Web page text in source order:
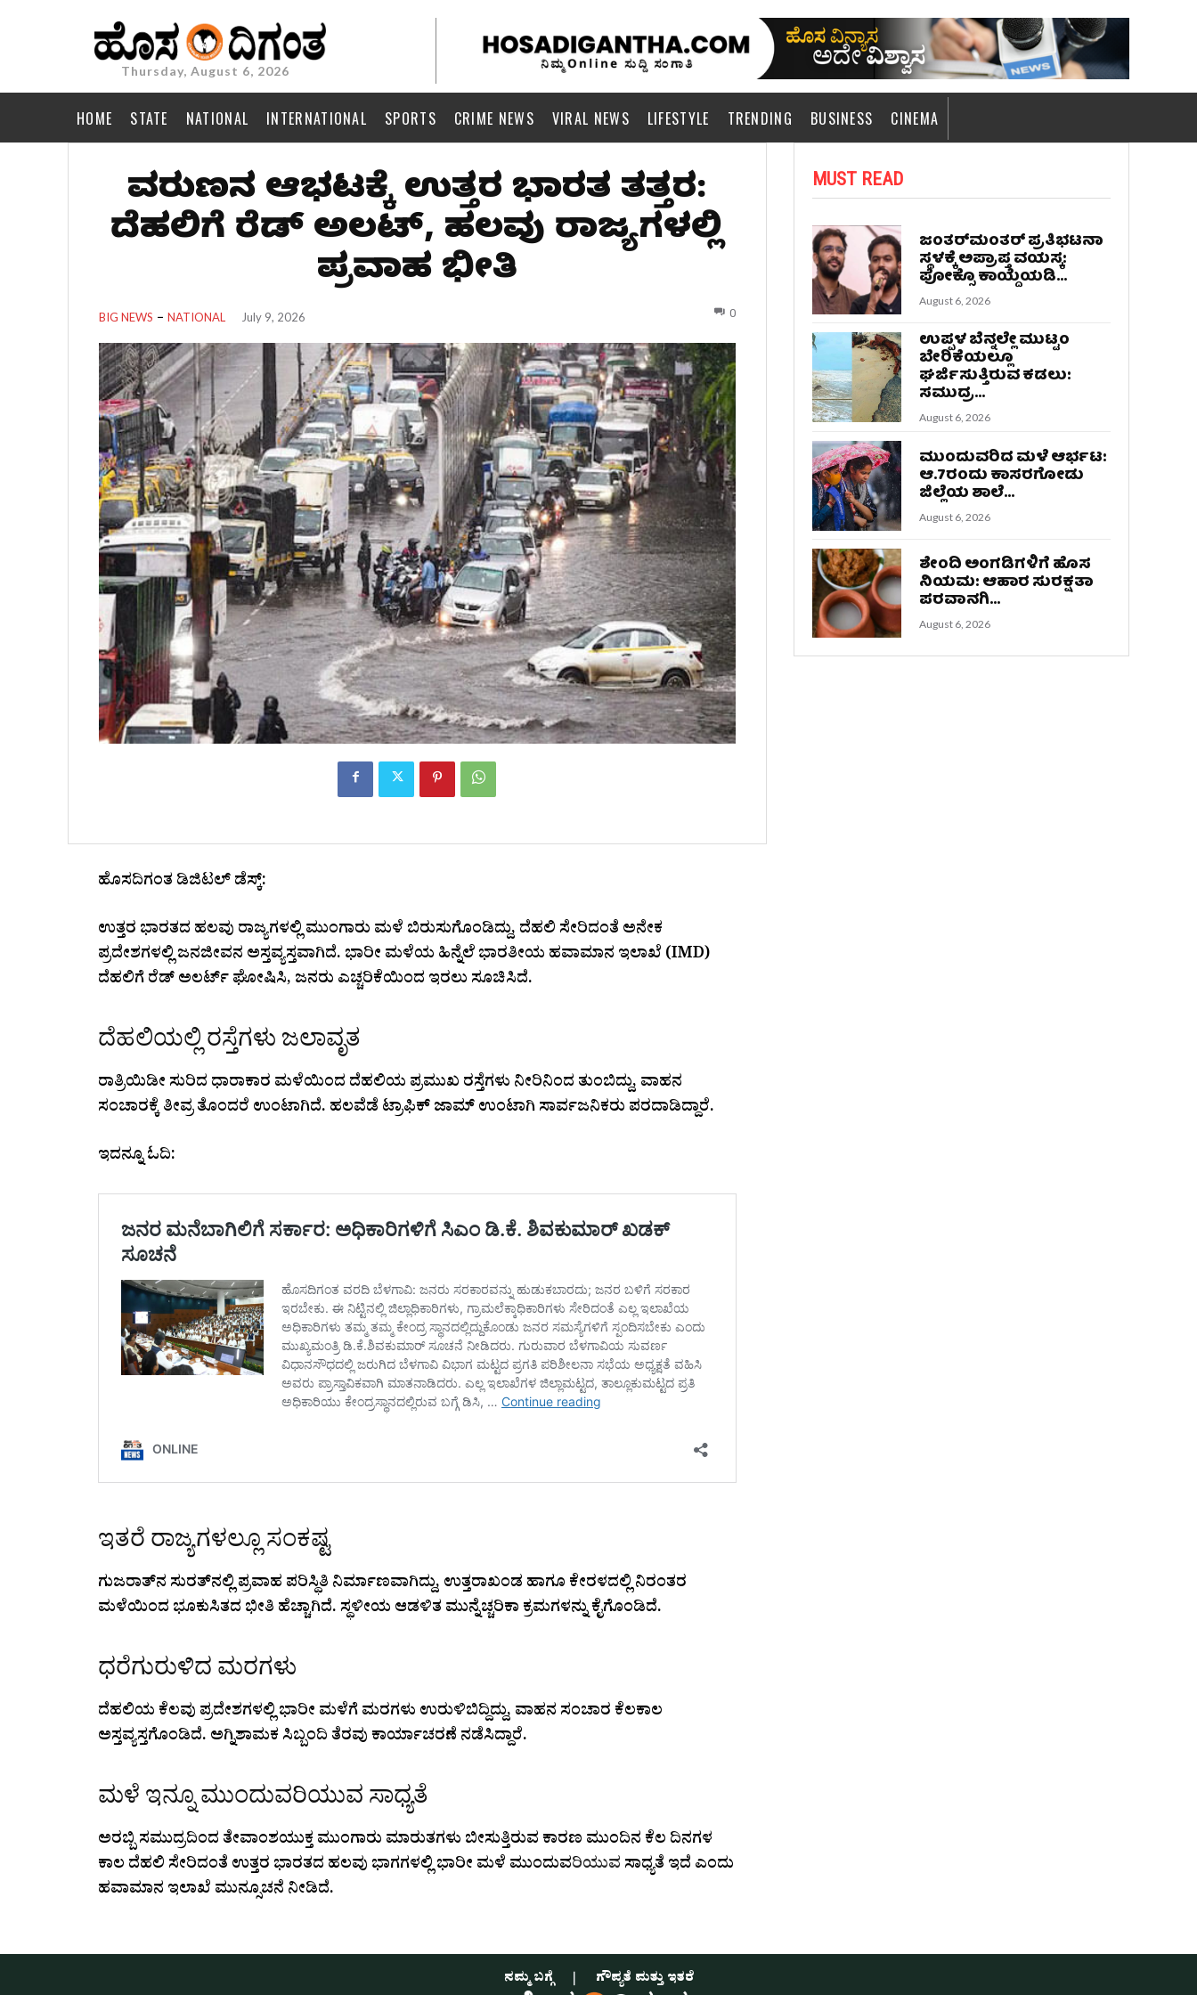
Thursday, August 6, 2026
HOME STATE NATIONAL INTERNATIONAL SPORTS CRIME NEWS VIRAL NEWS LIFESTYLE TRENDING BUSINESS CINEMA
ವರುಣನ ಆರ್ಭಟಕ್ಕೆ ಉತ್ತರ ಭಾರತ ತತ್ತರ:
ದೆಹಲಿಗೆ ರೆಡ್ ಅಲರ್ಟ್, ಹಲವು ರಾಜ್ಯಗಳಲ್ಲಿ
ಪ್ರವಾಹ ಭೀತಿ
BIG NEWS NATIONAL July 9, 2026 0
ಹೊಸದಿಗಂತ ಡಿಜಿಟಲ್ ಡೆಸ್ಕ್:
ಉತ್ತರ ಭಾರತದ ಹಲವು ರಾಜ್ಯಗಳಲ್ಲಿ ಮುಂಗಾರು ಮಳೆ ಬಿರುಸುಗೊಂಡಿದ್ದು, ದೆಹಲಿ ಸೇರಿದಂತೆ ಅನೇಕ
ಪ್ರದೇಶಗಳಲ್ಲಿ ಜನಜೀವನ ಅಸ್ತವ್ಯಸ್ತವಾಗಿದೆ. ಭಾರೀ ಮಳೆಯ ಹಿನ್ನೆಲೆ ಭಾರತೀಯ ಹವಾಮಾನ ಇಲಾಖೆ (IMD)
ದೆಹಲಿಗೆ ರೆಡ್ ಅಲರ್ಟ್ ಘೋಷಿಸಿ, ಜನರು ಎಚ್ಚರಿಕೆಯಿಂದ ಇರಲು ಸೂಚಿಸಿದೆ.
ದೆಹಲಿಯಲ್ಲಿ ರಸ್ತೆಗಳು ಜಲಾವೃತ
ರಾತ್ರಿಯಿಡೀ ಸುರಿದ ಧಾರಾಕಾರ ಮಳೆಯಿಂದ ದೆಹಲಿಯ ಪ್ರಮುಖ ರಸ್ತೆಗಳು ನೀರಿನಿಂದ ತುಂಬಿದ್ದು, ವಾಹನ
ಸಂಚಾರಕ್ಕೆ ತೀವ್ರ ತೊಂದರೆ ಉಂಟಾಗಿದೆ. ಹಲವೆಡೆ ಟ್ರಾಫಿಕ್ ಜಾಮ್ ಉಂಟಾಗಿ ಸಾರ್ವಜನಿಕರು ಪರದಾಡಿದ್ದಾರೆ.
ಇದನ್ನೂ ಓದಿ:
ಇತರೆ ರಾಜ್ಯಗಳಲ್ಲೂ ಸಂಕಷ್ಟ
ಗುಜರಾತ್‌ನ ಸುರತ್‌ನಲ್ಲಿ ಪ್ರವಾಹ ಪರಿಸ್ಥಿತಿ ನಿರ್ಮಾಣವಾಗಿದ್ದು, ಉತ್ತರಾಖಂಡ ಹಾಗೂ ಕೇರಳದಲ್ಲಿ ನಿರಂತರ
ಮಳೆಯಿಂದ ಭೂಕುಸಿತದ ಭೀತಿ ಹೆಚ್ಚಾಗಿದೆ. ಸ್ಥಳೀಯ ಆಡಳಿತ ಮುನ್ನೆಚ್ಚರಿಕಾ ಕ್ರಮಗಳನ್ನು ಕೈಗೊಂಡಿದೆ.
ಧರೆಗುರುಳಿದ ಮರಗಳು
ದೆಹಲಿಯ ಕೆಲವು ಪ್ರದೇಶಗಳಲ್ಲಿ ಭಾರೀ ಮಳೆಗೆ ಮರಗಳು ಉರುಳಿಬಿದ್ದಿದ್ದು, ವಾಹನ ಸಂಚಾರ ಕೆಲಕಾಲ
ಅಸ್ತವ್ಯಸ್ತಗೊಂಡಿದೆ. ಅಗ್ನಿಶಾಮಕ ಸಿಬ್ಬಂದಿ ತೆರವು ಕಾರ್ಯಾಚರಣೆ ನಡೆಸಿದ್ದಾರೆ.
ಮಳೆ ಇನ್ನೂ ಮುಂದುವರಿಯುವ ಸಾಧ್ಯತೆ
ಅರಬ್ಬಿ ಸಮುದ್ರದಿಂದ ತೇವಾಂಶಯುಕ್ತ ಮುಂಗಾರು ಮಾರುತಗಳು ಬೀಸುತ್ತಿರುವ ಕಾರಣ ಮುಂದಿನ ಕೆಲ ದಿನಗಳ
ಕಾಲ ದೆಹಲಿ ಸೇರಿದಂತೆ ಉತ್ತರ ಭಾರತದ ಹಲವು ಭಾಗಗಳಲ್ಲಿ ಭಾರೀ ಮಳೆ ಮುಂದುವರಿಯುವ ಸಾಧ್ಯತೆ ಇದೆ ಎಂದು
ಹವಾಮಾನ ಇಲಾಖೆ ಮುನ್ಸೂಚನೆ ನೀಡಿದೆ.
MUST READ
ಜಂತರ್‌ಮಂತರ್‌ ಪ್ರತಿಭಟನಾ
ಸ್ಥಳಕ್ಕೆ ಅಪ್ರಾಪ್ತ ವಯಸ್ಕ:
ಪೋಕ್ಸೊ ಕಾಯ್ದೆಯಡಿ...
August 6, 2026
ಉಪ್ಪಳ ಬೆನ್ನಲ್ಲೇ ಮುಟ್ಟಂ
ಬೇರಿಕೆಯಲ್ಲೂ
ಘರ್ಜಿಸುತ್ತಿರುವ ಕಡಲು:
ಸಮುದ್ರ...
August 6, 2026
ಮುಂದುವರಿದ ಮಳೆ ಆರ್ಭಟ:
ಆ.7ರಂದು ಕಾಸರಗೋಡು
ಜಿಲ್ಲೆಯ ಶಾಲೆ...
August 6, 2026
ಶೇಂದಿ ಅಂಗಡಿಗಳಿಗೆ ಹೊಸ
ನಿಯಮ: ಆಹಾರ ಸುರಕ್ಷತಾ
ಪರವಾನಗಿ...
August 6, 2026
ನಮ್ಮ ಬಗ್ಗೆ ಗೌಪ್ಯತೆ ಮತ್ತು ಇತರೆ